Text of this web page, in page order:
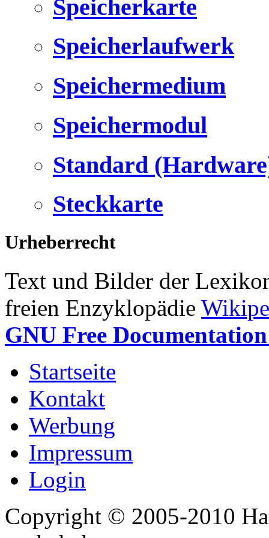
Speicherkarte
Speicherlaufwerk
Speichermedium
Speichermodul
Standard
Steckkarte
Urheberrecht
Text und Bilder der
freien Enzyklopädie
GNU Free
Startseite
Kontakt
Werbung
Impressum
Login
Copyright © 2005-2010